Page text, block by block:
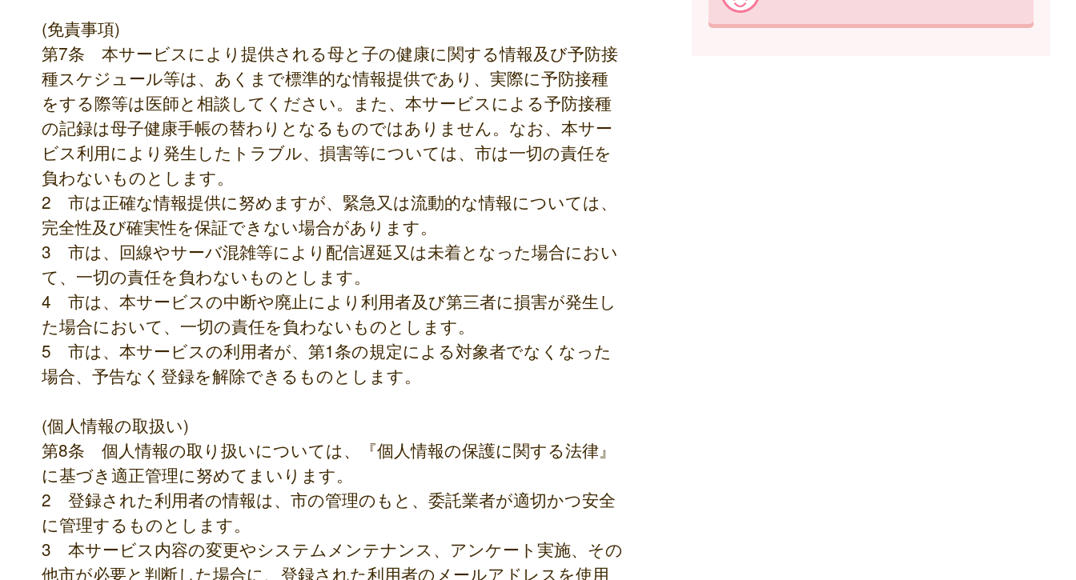
(免責事項)
第7条 本サービスにより提供される母と子の健康に関する情報及び予防接
種スケジュール等は、あくまで標準的な情報提供であり、実際に予防接種
をする際等は医師と相談してください。また、本サービスによる予防接種
の記録は母子健康手帳の替わりとなるものではありません。なお、本サー
ビス利用により発生したトラブル、損害等については、市は一切の責任を
負わないものとします。
2 市は正確な情報提供に努めますが、緊急又は流動的な情報については、
完全性及び確実性を保証できない場合があります。
3 市は、回線やサーバ混雑等により配信遅延又は未着となった場合におい
て、一切の責任を負わないものとします。
4 市は、本サービスの中断や廃止により利用者及び第三者に損害が発生し
た場合において、一切の責任を負わないものとします。
5 市は、本サービスの利用者が、第1条の規定による対象者でなくなった
場合、予告なく登録を解除できるものとします。
(個人情報の取扱い)
第8条 個人情報の取り扱いについては、『個人情報の保護に関する法律』
に基づき適正管理に努めてまいります。
2 登録された利用者の情報は、市の管理のもと、委託業者が適切かつ安全
に管理するものとします。
3 本サービス内容の変更やシステムメンテナンス、アンケート実施、その
他市が必要と判断した場合に、登録された利用者のメールアドレスを使用